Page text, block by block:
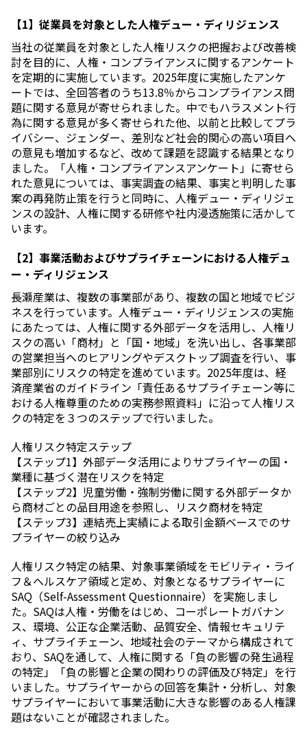
【1】従業員を対象とした人権デュー・ディリジェンス
当社の従業員を対象とした人権リスクの把握および改善検
討を目的に、人権・コンプライアンスに関するアンケート
を定期的に実施しています。2025年度に実施したアンケ
ートでは、全回答者のうち13.8％からコンプライアンス問
題に関する意見が寄せられました。中でもハラスメント行
為に関する意見が多く寄せられた他、以前と比較してプラ
イバシー、ジェンダー、差別など社会的関心の高い項目へ
の意見も増加するなど、改めて課題を認識する結果となり
ました。「人権・コンプライアンスアンケート」に寄せら
れた意見については、事実調査の結果、事実と判明した事
案の再発防止策を行うと同時に、人権デュー・ディリジェ
ンスの設計、人権に関する研修や社内浸透施策に活かして
います。
【2】事業活動およびサプライチェーンにおける人権デュ
ー・ディリジェンス
長瀬産業は、複数の事業部があり、複数の国と地域でビジ
ネスを行っています。人権デュー・ディリジェンスの実施
にあたっては、人権に関する外部データを活用し、人権リ
スクの高い「商材」と「国・地域」を洗い出し、各事業部
の営業担当へのヒアリングやデスクトップ調査を行い、事
業部別にリスクの特定を進めています。2025年度は、経
済産業省のガイドライン「責任あるサプライチェーン等に
おける人権尊重のための実務参照資料」に沿って人権リス
クの特定を３つのステップで行いました。
人権リスク特定ステップ
【ステップ1】外部データ活用によりサプライヤーの国・
業種に基づく潜在リスクを特定
【ステップ2】児童労働・強制労働に関する外部データか
ら商材ごとの品目用途を参照し、リスク商材を特定
【ステップ3】連結売上実績による取引金額ベースでのサ
プライヤーの絞り込み
人権リスク特定の結果、対象事業領域をモビリティ・ライ
フ＆ヘルスケア領域と定め、対象となるサプライヤーに
SAQ（Self-Assessment Questionnaire）を実施しまし
た。SAQは人権・労働をはじめ、コーポレートガバナン
ス、環境、公正な企業活動、品質安全、情報セキュリテ
ィ、サプライチェーン、地域社会のテーマから構成されて
おり、SAQを通して、人権に関する「負の影響の発生過程
の特定」「負の影響と企業の関わりの評価及び特定」を行
いました。サプライヤーからの回答を集計・分析し、対象
サプライヤーにおいて事業活動に大きな影響のある人権課
題はないことが確認されました。